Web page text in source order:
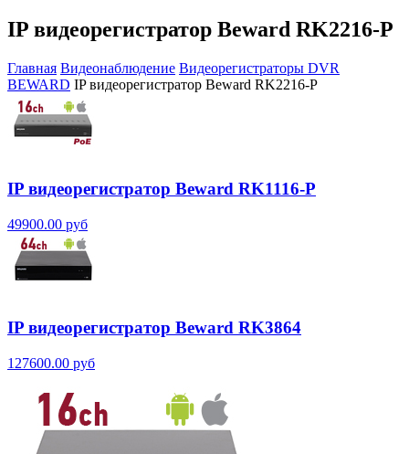
IP видеорегистратор Beward RK2216-P
Главная Видеонаблюдение Видеорегистраторы DVR
BEWARD IP видеорегистратор Beward RK2216-P
IP видеорегистратор Beward RK1116-P
49900.00 руб
IP видеорегистратор Beward RK3864
127600.00 руб